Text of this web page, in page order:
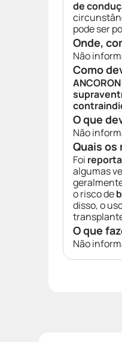
de
pode ser
Onde,
Não
Como
ANCORON
O que
Não
Quais os
Foi
algumas
o risco de
disso, o
O que
Não